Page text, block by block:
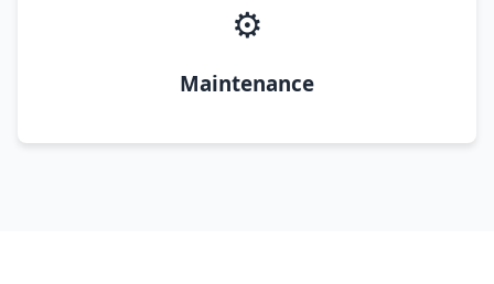
⚙️
Maintenance